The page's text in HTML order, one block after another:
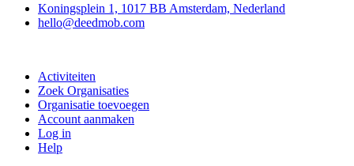
Koningsplein 1, 1017 BB Amsterdam, Nederland
hello@deedmob.com
Activiteiten
Zoek Organisaties
Organisatie toevoegen
Account aanmaken
Log in
Help